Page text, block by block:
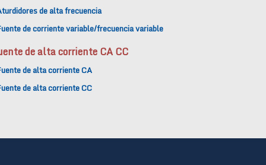
de alta frecuencia
de corriente variable/frecuencia variable
de alta corriente CA CC
de alta corriente CA
de alta corriente CC